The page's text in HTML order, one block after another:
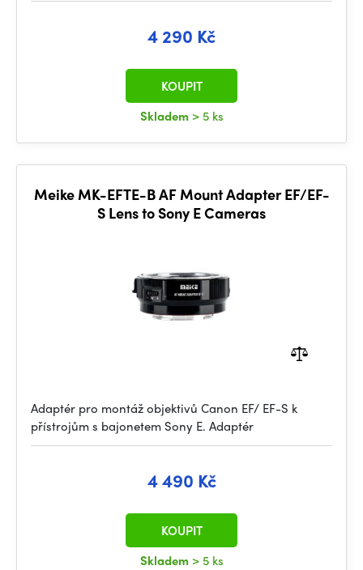
4 290 Kč
Skladem > 5 ks
KOUPIT
Meike MK-EFTE-B AF Mount Adapter EF/EF-
S Lens to Sony E Cameras
Adaptér pro montáž objektivů Canon EF/ EF-S k
přístrojům s bajonetem Sony E. Adaptér
4 490 Kč
Skladem > 5 ks
KOUPIT